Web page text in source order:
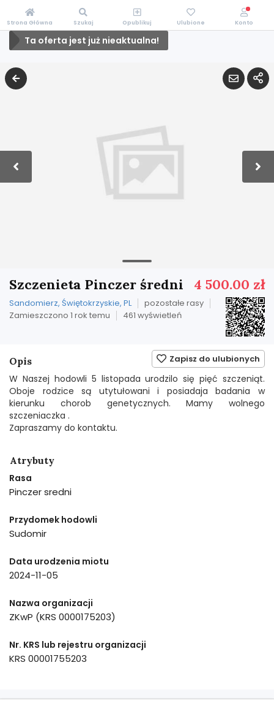
Ta oferta jest już nieaktualna!
4 500.00 zł
Szczenieta Pinczer średni
Sandomierz, Świętokrzyskie, PL
pozostałe rasy
Zamieszczono 1 rok temu
461 wyświetleń
Zapisz do ulubionych
Opis
W Naszej hodowli 5 listopada urodzilo się pięć szczeniąt.
Oboje rodzice są utytułowani i posiadaja badania w
kierunku chorob genetycznych. Mamy wolnego
szczeniaczka .
Zapraszamy do kontaktu.
Atrybuty
Rasa
Pinczer sredni
Przydomek hodowli
Sudomir
Data urodzenia miotu
2024-11-05
Nazwa organizacji
ZKwP (KRS 0000175203)
Nr. KRS lub rejestru organizacji
KRS 00001755203
Strona Główna Szukaj Opublikuj Ulubione Konto